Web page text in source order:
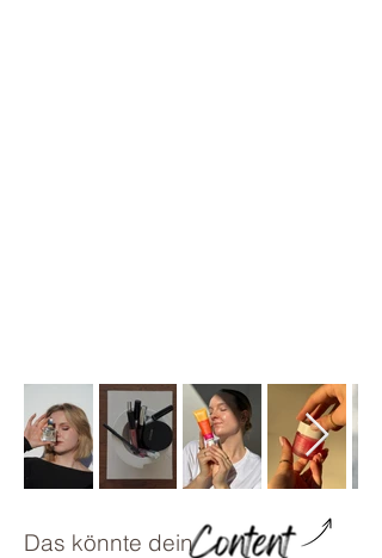
Das könnte dein